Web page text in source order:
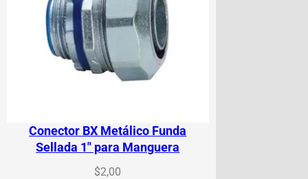
Conector BX Metálico Funda
Sellada 1″ para Manguera
$2,00